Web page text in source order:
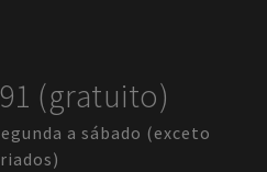
(gratuito)
a sábado (exceto